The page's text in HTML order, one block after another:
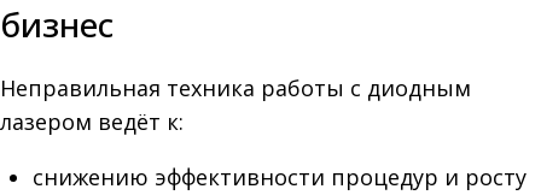
бизнес
Неправильная техника работы с диодным
лазером ведёт к:
снижению эффективности процедур и росту